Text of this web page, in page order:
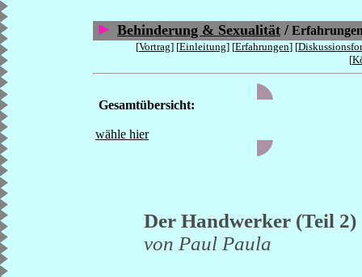
Behinderung & Sexualität /
[Vortrag] [Einleitung] [Erfahrungen] [
[
Gesamtübersicht:
wähle hier
Der Handwerker (Teil 2)
von Paul Paula